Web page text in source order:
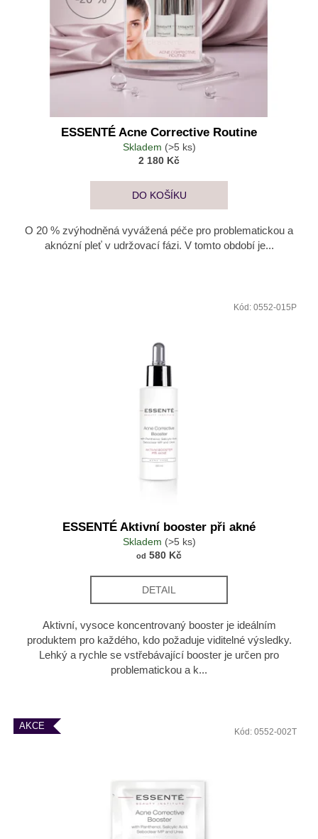
ESSENTÉ Acne Corrective Routine
Skladem (>5 ks)
2 180 Kč
DO KOŠÍKU
O 20 % zvýhodněná vyvážená péče pro problematickou a
aknózní pleť v udržovací fázi. V tomto období je...
ESSENTÉ Aktivní booster při akné
Skladem (>5 ks)
od 580 Kč
DETAIL
Aktivní, vysoce koncentrovaný booster je ideálním
produktem pro každého, kdo požaduje viditelné výsledky.
Lehký a rychle se vstřebávající booster je určen pro
problematickou a k...
Kód: 0552-015P
AKCE
Kód: 0552-002T